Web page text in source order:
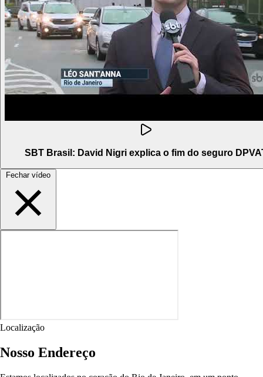
SBT Brasil: David Nigri explica o fim do seguro
Fechar vídeo
Localização
Nosso Endereço